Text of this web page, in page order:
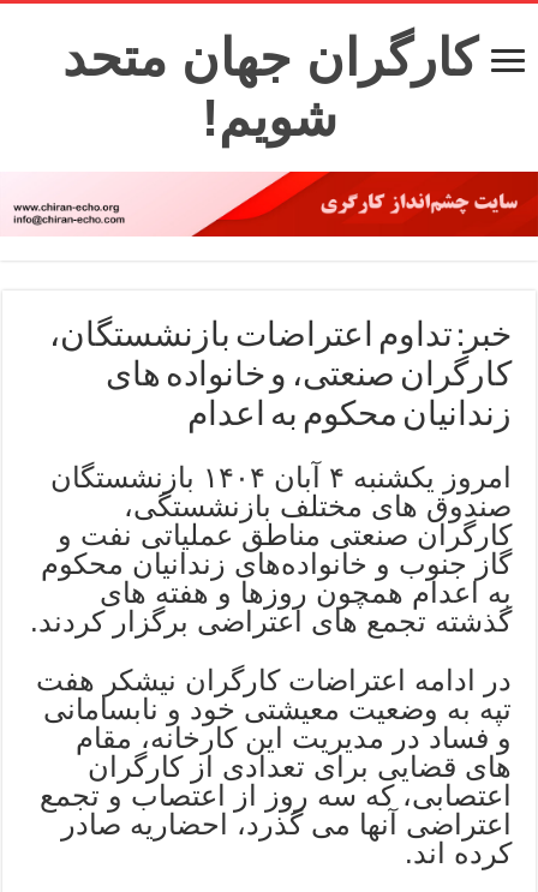
کارگران جهان متحد
شویم!
خبر: تداوم اعتراضات بازنشستگان،
کارگران صنعتی، و خانواده های
زندانیان محکوم به اعدام
امروز یکشنبه ۴ آبان ۱۴۰۴ بازنشستگان
صندوق های مختلف بازنشستگی،
کارگران صنعتی مناطق عملیاتی نفت و
گاز جنوب و خانواده‌های زندانیان محکوم‌
به‌ اعدام همچون روزها و هفته های
گذشته تجمع های اعتراضی برگزار کردند.
در ادامه اعتراضات کارگران نیشکر هفت
تپه به وضعیت معیشتی خود و نابسامانی
و فساد در مدیریت این کارخانه، مقام
های قضایی برای تعدادی از کارگران
اعتصابی، که سه روز از اعتصاب و تجمع
اعتراضی آنها می گذرد، احضاریه صادر
کرده اند.